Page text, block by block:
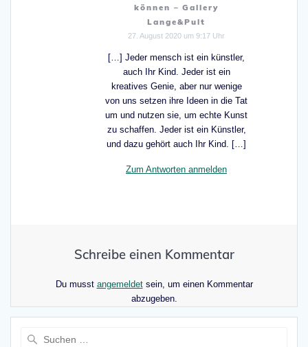
können – Gallery
Lange&Pult
27. August 2020 um 9:17 Uhr
[…] Jeder mensch ist ein künstler,
auch Ihr Kind. Jeder ist ein
kreatives Genie, aber nur wenige
von uns setzen ihre Ideen in die Tat
um und nutzen sie, um echte Kunst
zu schaffen. Jeder ist ein Künstler,
und dazu gehört auch Ihr Kind. […]
Zum Antworten anmelden
Schreibe einen Kommentar
Du musst angemeldetsein, um einen Kommentar
abzugeben.